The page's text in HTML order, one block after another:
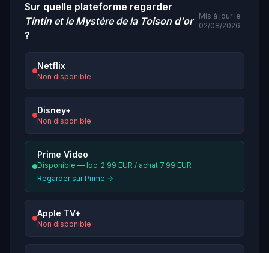
Sur quelle plateforme regarder
Tintin et le Mystère de la Toison d'or
?
Mis à jour le
02/08/2026
Netflix
Non disponible
Disney+
Non disponible
Prime Video
Disponible — loc. 2.99 EUR / achat 7.99 EUR
Regarder sur Prime →
Apple TV+
Non disponible